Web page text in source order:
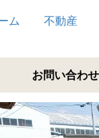
ム 不動産
お問い合わせ